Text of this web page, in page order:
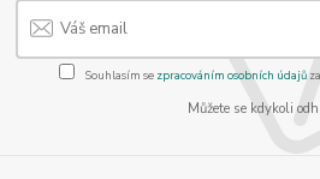
Souhlasím se zpracováním osobních údajů
Můžete se kdykoli